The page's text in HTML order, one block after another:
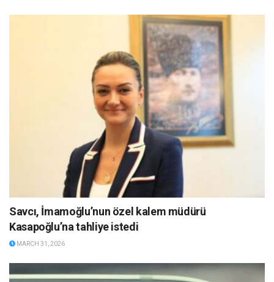
Savcı, İmamoğlu’nun özel kalem müdürü
Kasapoğlu’na tahliye istedi
MARCH 31, 2026